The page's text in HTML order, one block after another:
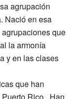
agrupación
Nació en esa
que
la armonía
y en las clases
que han